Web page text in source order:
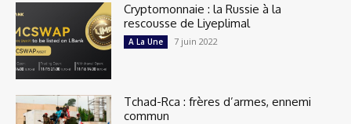
Cryptomonnaie : la Russie à la
rescousse de Liyeplimal
A La Une 7 juin 2022
Tchad-Rca : frères d’armes, ennemi
commun